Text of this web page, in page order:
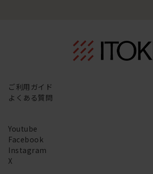
ご利用ガイド
よくある質問
Youtube
Facebook
Instagram
X